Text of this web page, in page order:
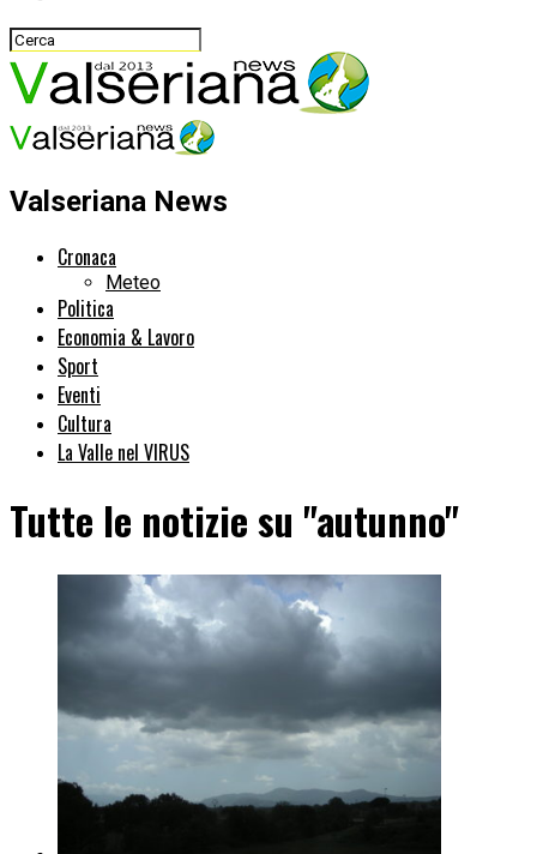
Valseriana News
Cronaca
Meteo
Politica
Economia & Lavoro
Sport
Eventi
Cultura
La Valle nel VIRUS
Tutte le notizie su "autunno"